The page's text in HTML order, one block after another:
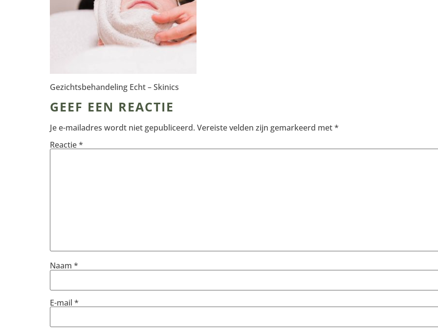
Gezichtsbehandeling Echt – Skinics
GEEF EEN REACTIE
Je e-mailadres wordt niet gepubliceerd. Vereiste velden zijn gemarkeerd met*
Reactie*
Naam *
E-mail *